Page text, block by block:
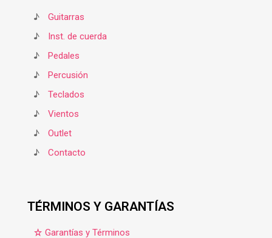
♪
Guitarras
♪
Inst. de cuerda
♪
Pedales
♪
Percusión
♪
Teclados
♪
Vientos
♪
Outlet
♪
Contacto
TÉRMINOS Y GARANTÍAS
Garantías y Términos